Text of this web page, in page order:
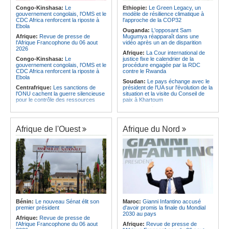
veut une plateforme de mobilisation
des investissements
Afrique:L'Angola participe à la 21e
réunion du Partenariat Afrique-
Monde arabe au Caire
intégrés au système éducatif au
pays
Angola:Le Brent ouvre à 78,82
dollars le baril
Congo-Kinshasa: Le
gouvernement congolais, l'OMS et le
CDC Africa renforcent la riposte à
Ebola
Afrique: Revue de presse de
l'Afrique Francophone du 06 aout
2026
Congo-Kinshasa: Le
gouvernement congolais, l'OMS et le
CDC Africa renforcent la riposte à
Ebola
Centrafrique: Les sanctions de
l'ONU cachent la guerre silencieuse
pour le contrôle des ressources
Afrique:La Cour international de
justice fixe le calendrier de la
procédure engagée par la RDC
contre le Rwanda
Afrique:Visite du Président de la
République et de la Première Dame
à Yamoussoukro
Afrique:L'Angola participe à la 21e
réunion du Partenariat Afrique-
Monde arabe au Caire
Congo-Kinshasa:
variant Bundibugyo, plusieurs
essais lancés mais aucun traitement
encore validé
Ethiopie: Le Green Legacy, un
modèle de résilience climatique à
l'approche de la COP32
Ouganda: L'opposant Sam
Mugumya réapparaît dans une
vidéo après un an de disparition
Afrique: La Cour international de
justice fixe le calendrier de la
procédure engagée par la RDC
contre le Rwanda
Soudan: Le pays échange avec le
président de l'UA sur l'évolution de la
situation et la visite du Conseil de
paix à Khartoum
Kenya:Une nouvelle récolte
d'espoir - Le coton Bt relance la
filière cotonnière à Lamu
Madagascar:A Tamatave,
l'extension du port provoque
l'expulsion de centaines de familles
Ile Maurice:
Une nouvelle
perquisition effectuée chez «Kris»
Ile Maurice:Sydney Pierre choisit
de rester au Parti travailliste malgré
sa révocation
Ile Maurice:Le Fron Militan
Afrique de l'Ouest
Bénin: Le nouveau Sénat élit son
premier président
Afrique: Revue de presse de
l'Afrique Francophone du 06 aout
Afrique du Nord
Maroc: Gianni Infantino accusé
d'avoir promis la finale du Mondial
2030 au pays
Afrique: Revue de presse de